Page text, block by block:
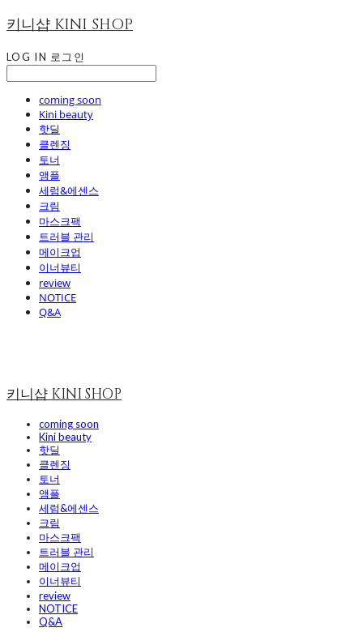
키니샵 KINI SHOP
LOG IN 로그인
coming soon
Kini beauty
핫딜
클렌징
토너
앰플
세럼&에센스
크림
마스크팩
트러블 관리
메이크업
이너뷰티
review
NOTICE
Q&A
키니샵 KINI SHOP
coming soon
Kini beauty
핫딜
클렌징
토너
앰플
세럼&에센스
크림
마스크팩
트러블 관리
메이크업
이너뷰티
review
NOTICE
Q&A